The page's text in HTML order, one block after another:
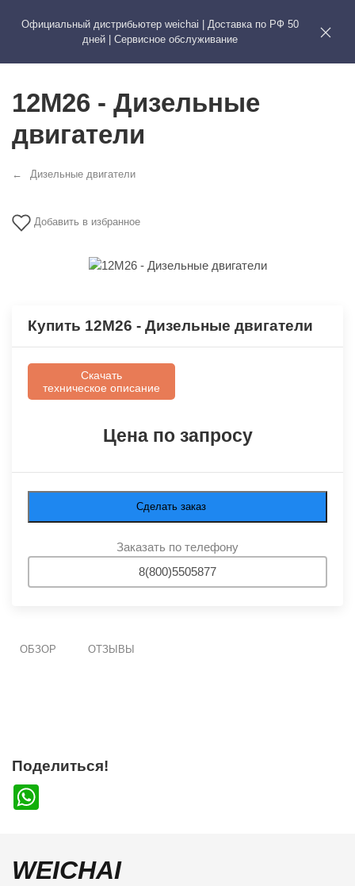
Официальный дистрибьютер weichai | Доставка по РФ 50
дней | Сервисное обслуживание
WEICHAI
12М26 - Дизельные
двигатели
Дизельные двигатели
Добавить в избранное
Купить 12М26 - Дизельные двигатели
Скачать
техническое описание
Цена по запросу
Сделать заказ
Заказать по телефону
8(800)5505877
ОБЗОР ОТЗЫВЫ
Поделиться!
WEICHAI